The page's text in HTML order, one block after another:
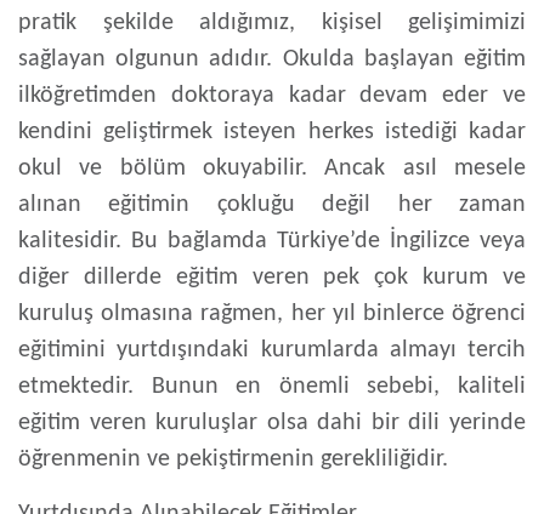
pratik şekilde aldığımız, kişisel gelişimimizi
sağlayan olgunun adıdır. Okulda başlayan eğitim
ilköğretimden doktoraya kadar devam eder ve
kendini geliştirmek isteyen herkes istediği kadar
okul ve bölüm okuyabilir. Ancak asıl mesele
alınan eğitimin çokluğu değil her zaman
kalitesidir. Bu bağlamda Türkiye’de İngilizce veya
diğer dillerde eğitim veren pek çok kurum ve
kuruluş olmasına rağmen, her yıl binlerce öğrenci
eğitimini yurtdışındaki kurumlarda almayı tercih
etmektedir. Bunun en önemli sebebi, kaliteli
eğitim veren kuruluşlar olsa dahi bir dili yerinde
öğrenmenin ve pekiştirmenin gerekliliğidir.